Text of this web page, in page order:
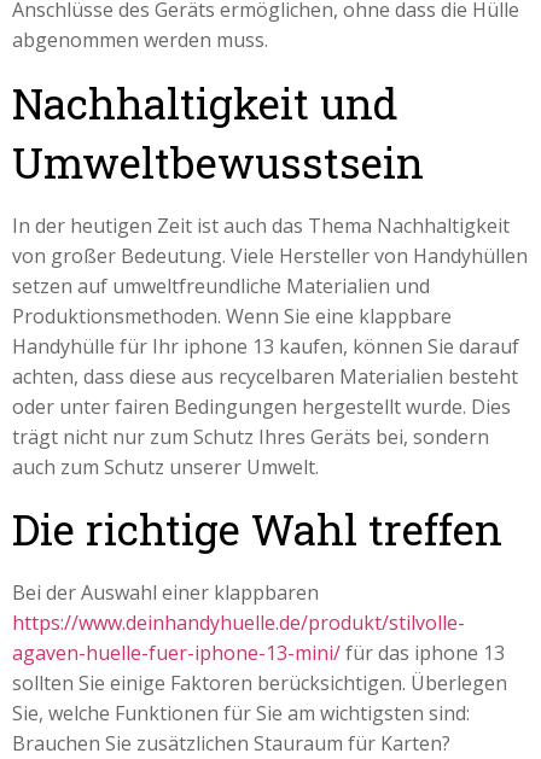
Anschlüsse des Geräts ermöglichen, ohne dass die Hülle
abgenommen werden muss.
Nachhaltigkeit und
Umweltbewusstsein
In der heutigen Zeit ist auch das Thema Nachhaltigkeit
von großer Bedeutung. Viele Hersteller von Handyhüllen
setzen auf umweltfreundliche Materialien und
Produktionsmethoden. Wenn Sie eine klappbare
Handyhülle für Ihr iphone 13 kaufen, können Sie darauf
achten, dass diese aus recycelbaren Materialien besteht
oder unter fairen Bedingungen hergestellt wurde. Dies
trägt nicht nur zum Schutz Ihres Geräts bei, sondern
auch zum Schutz unserer Umwelt.
Die richtige Wahl treffen
Bei der Auswahl einer klappbaren
https://www.deinhandyhuelle.de/produkt/stilvolle-
agaven-huelle-fuer-iphone-13-mini/für das iphone 13
sollten Sie einige Faktoren berücksichtigen. Überlegen
Sie, welche Funktionen für Sie am wichtigsten sind:
Brauchen Sie zusätzlichen Stauraum für Karten?